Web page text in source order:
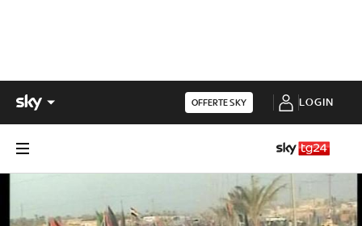
OFFERTE SKY LOGIN